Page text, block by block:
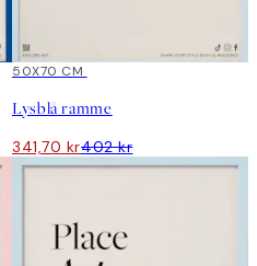
15%*
50X70 CM
Lysblå ramme
341,70 kr402 kr